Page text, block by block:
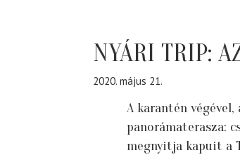
NYÁRI TRIP:
2020. május 21.
A karantén
panorámaterasza:
megnyitja kapuit a